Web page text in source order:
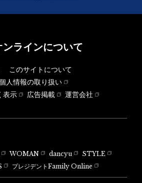
ラインについて
このサイトについて
人情報の取り扱い
表示
広告掲載
運営会社
WOMAN dancyu
STYLE
プレジデントFamily Online